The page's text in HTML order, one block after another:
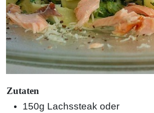
Zutaten
150g Lachssteak oder